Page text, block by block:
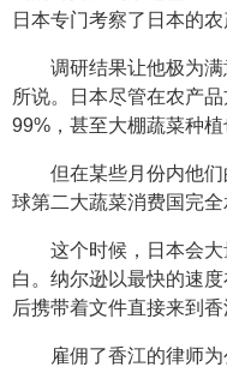
日本专门考察了日本的农
调研结果让他极为
所说。日本尽管在农产
99%，甚至大棚蔬菜种植
但在某些月份内他
球第二大蔬菜消费国完全
这个时候，日本会
白。纳尔逊以最快的速
后携带着文件直接来到香
雇佣了香江的律师